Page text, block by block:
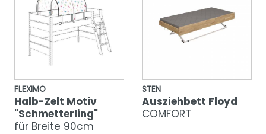
FLEXIMO
Halb-Zelt Motiv
"Schmetterling"
für Breite 90cm
STEN
Ausziehbett Floyd
COMFORT